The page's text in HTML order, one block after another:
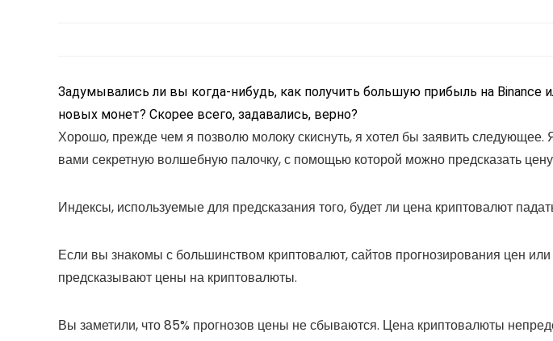
Задумывались ли вы когда-нибудь, как получить большую прибыль на Binance
новых монет? Скорее всего, задавались, верно?
Хорошо, прежде чем я позволю молоку скиснуть, я хотел бы заявить
вами секретную волшебную палочку, с помощью которой можно предсказать
Индексы, используемые для предсказания того, будет ли цена криптовалют
Если вы знакомы с большинством криптовалют, сайтов прогнозирования цен
предсказывают цены на криптовалюты.
Вы заметили, что 85% прогнозов цены не сбываются. Цена криптовалюты